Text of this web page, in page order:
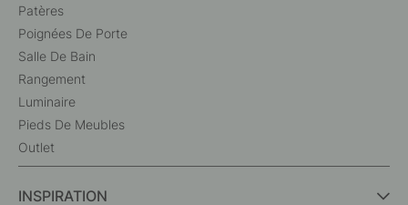
Patères
Poignées De Porte
Salle De Bain
Rangement
Luminaire
Pieds De Meubles
Outlet
INSPIRATION